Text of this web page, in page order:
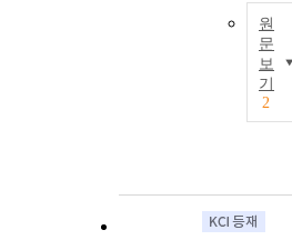
원
문
보
기
2